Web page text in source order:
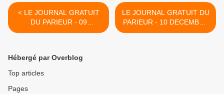
< LE JOURNAL GRATUIT
DU PARIEUR - 09
DECEMBRE 2023 -
LE JOURNAL GRATUIT DU
PARIEUR - 10 DECEMBRE
2023 - COUPLE DU JOUR
Hébergé par Overblog
Top articles
Pages